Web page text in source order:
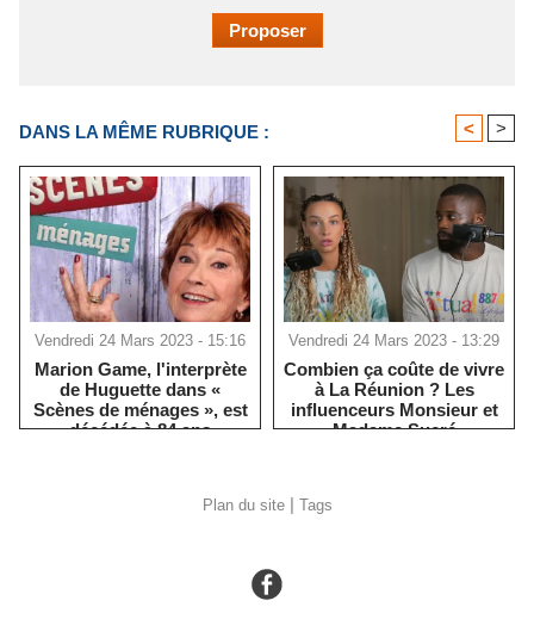
DANS LA MÊME RUBRIQUE : < >
Vendredi 24 Mars 2023 - 15:16
Marion Game, l'interprète
de Huguette dans «
Scènes de ménages », est
décédée à 84 ans
Vendredi 24 Mars 2023 - 13:29
​Combien ça coûte de vivre
à La Réunion ? Les
influenceurs Monsieur et
Madame Sucré
Plan du site | Tags